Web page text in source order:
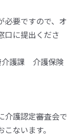
要ですので、オ
口に提出くださ
介護課 介護保険
介護認定審査会で
ないます。